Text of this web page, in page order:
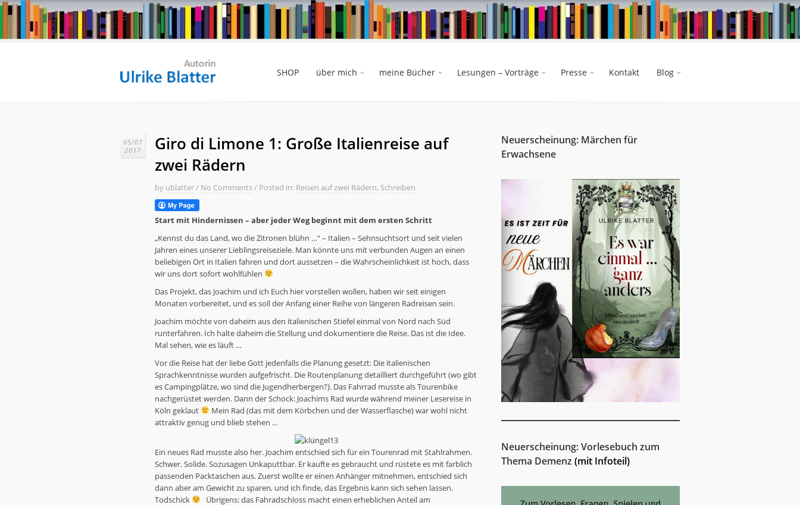
SHOP über mich meine Bücher Lesungen – Vorträge Presse Kontakt Blog
05/07
2017
Giro di Limone 1: Große Italienreise auf
zwei Rädern
by ublatter/ No Comments/ Posted in: Reisen auf zwei Rädern, Schreiben
Start mit Hindernissen – aber jeder Weg beginnt mit dem ersten Schritt
„Kennst du das Land, wo die Zitronen blühn …“ – Italien – Sehnsuchtsort und seit vielen
Jahren eines unserer Lieblingsreiseziele. Man könnte uns mit verbunden Augen an einen
beliebigen Ort in Italien fahren und dort aussetzen – die Wahrscheinlichkeit ist hoch, dass
wir uns dort sofort wohlfühlen
Das Projekt, das Joachim und ich Euch hier vorstellen wollen, haben wir seit einigen
Monaten vorbereitet, und es soll der Anfang einer Reihe von längeren Radreisen sein.
Joachim möchte von daheim aus den italienischen Stiefel einmal von Nord nach Süd
runterfahren. Ich halte daheim die Stellung und dokumentiere die Reise. Das ist die Idee.
Mal sehen, wie es läuft …
Vor die Reise hat der liebe Gott jedenfalls die Planung gesetzt: Die italienischen
Sprachkenntnisse wurden aufgefrischt. Die Routenplanung detailliert durchgeführt (wo gibt
es Campingplätze, wo sind die Jugendherbergen?). Das Fahrrad musste als Tourenbike
nachgerüstet werden. Dann der Schock: Joachims Rad wurde während meiner Lesereise in
Köln geklaut
Mein Rad (das mit dem Körbchen und der Wasserflasche) war wohl nicht
attraktiv genug und blieb stehen …
Ein neues Rad musste also her. Joachim entschied sich für ein Tourenrad mit Stahlrahmen.
Schwer. Solide. Sozusagen Unkaputtbar. Er kaufte es gebraucht und rüstete es mit farblich
passenden Packtaschen aus. Zuerst wollte er einen Anhänger mitnehmen, entschied sich
dann aber am Gewicht zu sparen, und ich finde, das Ergebnis kann sich sehen lassen.
Todschick
Übrigens: das Fahradschloss macht einen erheblichen Anteil am
Neuerscheinung: Märchen für
Erwachsene
Neuerscheinung: Vorlesebuch zum
Thema Demenz (mit Infoteil)